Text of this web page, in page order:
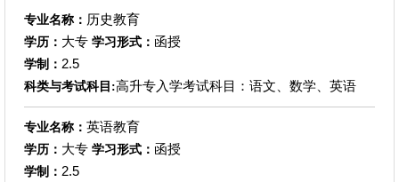
专业名称： 历史教育
学历： 大专 学习形式： 函授
学制： 2.5
科类与考试科目:高升专入学考试科目：语文、数学、英语
专业名称： 英语教育
学历： 大专 学习形式： 函授
学制： 2.5